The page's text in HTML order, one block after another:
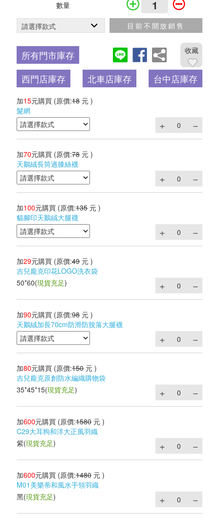
數量
目前不開放銷售
所有門市庫存 收藏
西門店庫存 北車店庫存 台中店庫存
加15元購買 (原價:18 元 )
髮網
加70元購買 (原價:78 元 )
天鵝絨長筒過膝絲襪
加100元購買 (原價:135 元 )
貓腳印天鵝絨大腿襪
加29元購買 (原價:49 元 )
吉兒龐克印花LOGO洗衣袋
50*60(現貨充足)
加90元購買 (原價:98 元 )
天鵝絨加長70cm防滑防脫落大腿襪
加80元購買 (原價:150 元 )
吉兒龐克原創防水編織購物袋
35*45*15(現貨充足)
加600元購買 (原價:1580 元 )
C29大耳狗和洋大正風羽織
紫(現貨充足)
加600元購買 (原價:1480 元 )
M01美樂蒂和風水手領羽織
黑(現貨充足)